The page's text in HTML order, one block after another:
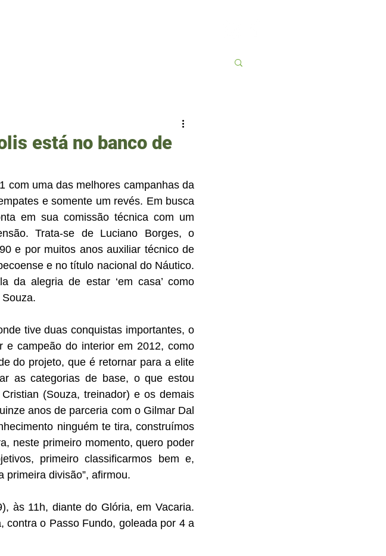
está no banco de
com uma das melhores campanhas da
e somente um revés. Em busca
em sua comissão técnica com um
Trata-se de Luciano Borges, o
e por muitos anos auxiliar técnico de
e no título nacional do Náutico.
da alegria de estar ‘em casa’ como
tive duas conquistas importantes, o
e campeão do interior em 2012, como
do projeto, que é retornar para a elite
as categorias de base, o que estou
(Souza, treinador) e os demais
anos de parceria com o Gilmar Dal
ninguém te tira, construímos
neste primeiro momento, quero poder
primeiro classificarmos bem e,
primeira divisão”, afirmou.
às 11h, diante do Glória, em Vacaria.
contra o Passo Fundo, goleada por 4 a